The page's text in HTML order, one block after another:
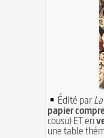
Édité par
papier
cousu) ET en
une table